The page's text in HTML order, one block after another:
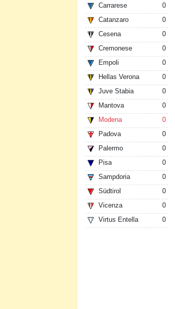
Carrarese
0
Catanzaro
0
Cesena
0
Cremonese
0
Empoli
0
Hellas Verona
0
Juve Stabia
0
Mantova
0
Modena
0
Padova
0
Palermo
0
Pisa
0
Sampdoria
0
Südtirol
0
Vicenza
0
Virtus Entella
0